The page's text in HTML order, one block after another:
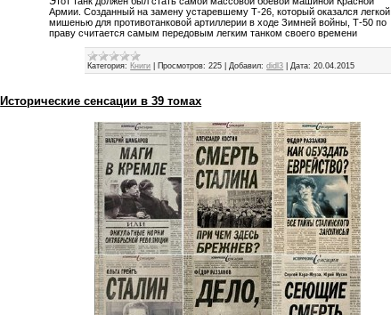
Армии. Созданный на замену устаревшему Т-26, который оказался легкой
мишенью для противотанковой артиллерии в ходе Зимней войны, Т-50 по
праву считается самым передовым легким танком своего времени
Категория: Книги Просмотров: 225 |Добавил: didl3 |Дата: 20.04.2015
Исторические сенсации в 39 томах